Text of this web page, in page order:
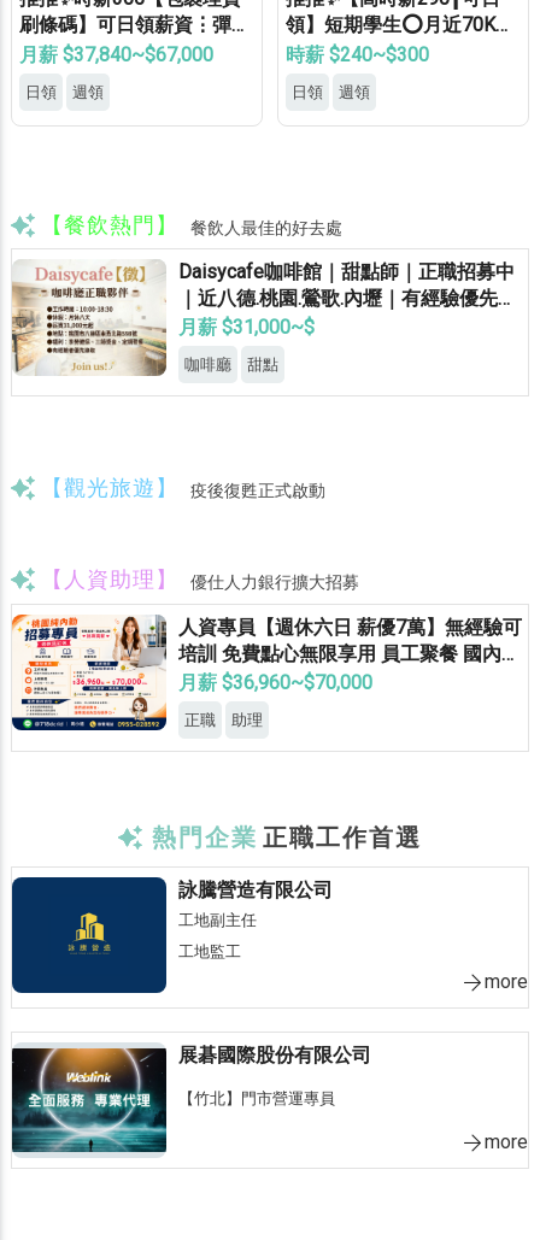
刷條碼】可日領薪資⋮彈性
加班⋮免健檢⋮免無塵⋮免
月薪 $37,840~$67,000
日領 週領
領】短期學生⭕月近70K✅
可周領✅長期學生✅等當兵
時薪 $240~$300
日領 週領
【餐飲熱門】 餐飲人最佳的好去處
Daisycafe咖啡館｜甜點師｜正職招募中
｜近八德.桃園.鶯歌.內壢｜有經驗優先錄
取
月薪 $31,000~$
咖啡廳 甜點
【觀光旅遊】 疫後復甦正式啟動
【人資助理】 優仕人力銀行擴大招募
人資專員【週休六日 薪優7萬】無經驗可
培訓 免費點心無限享用 員工聚餐 國內外
員旅 獎金無上限
月薪 $36,960~$70,000
正職 助理
熱門企業 正職工作首選
詠騰營造有限公司
工地副主任
工地監工
more
展碁國際股份有限公司
【竹北】門市營運專員
more